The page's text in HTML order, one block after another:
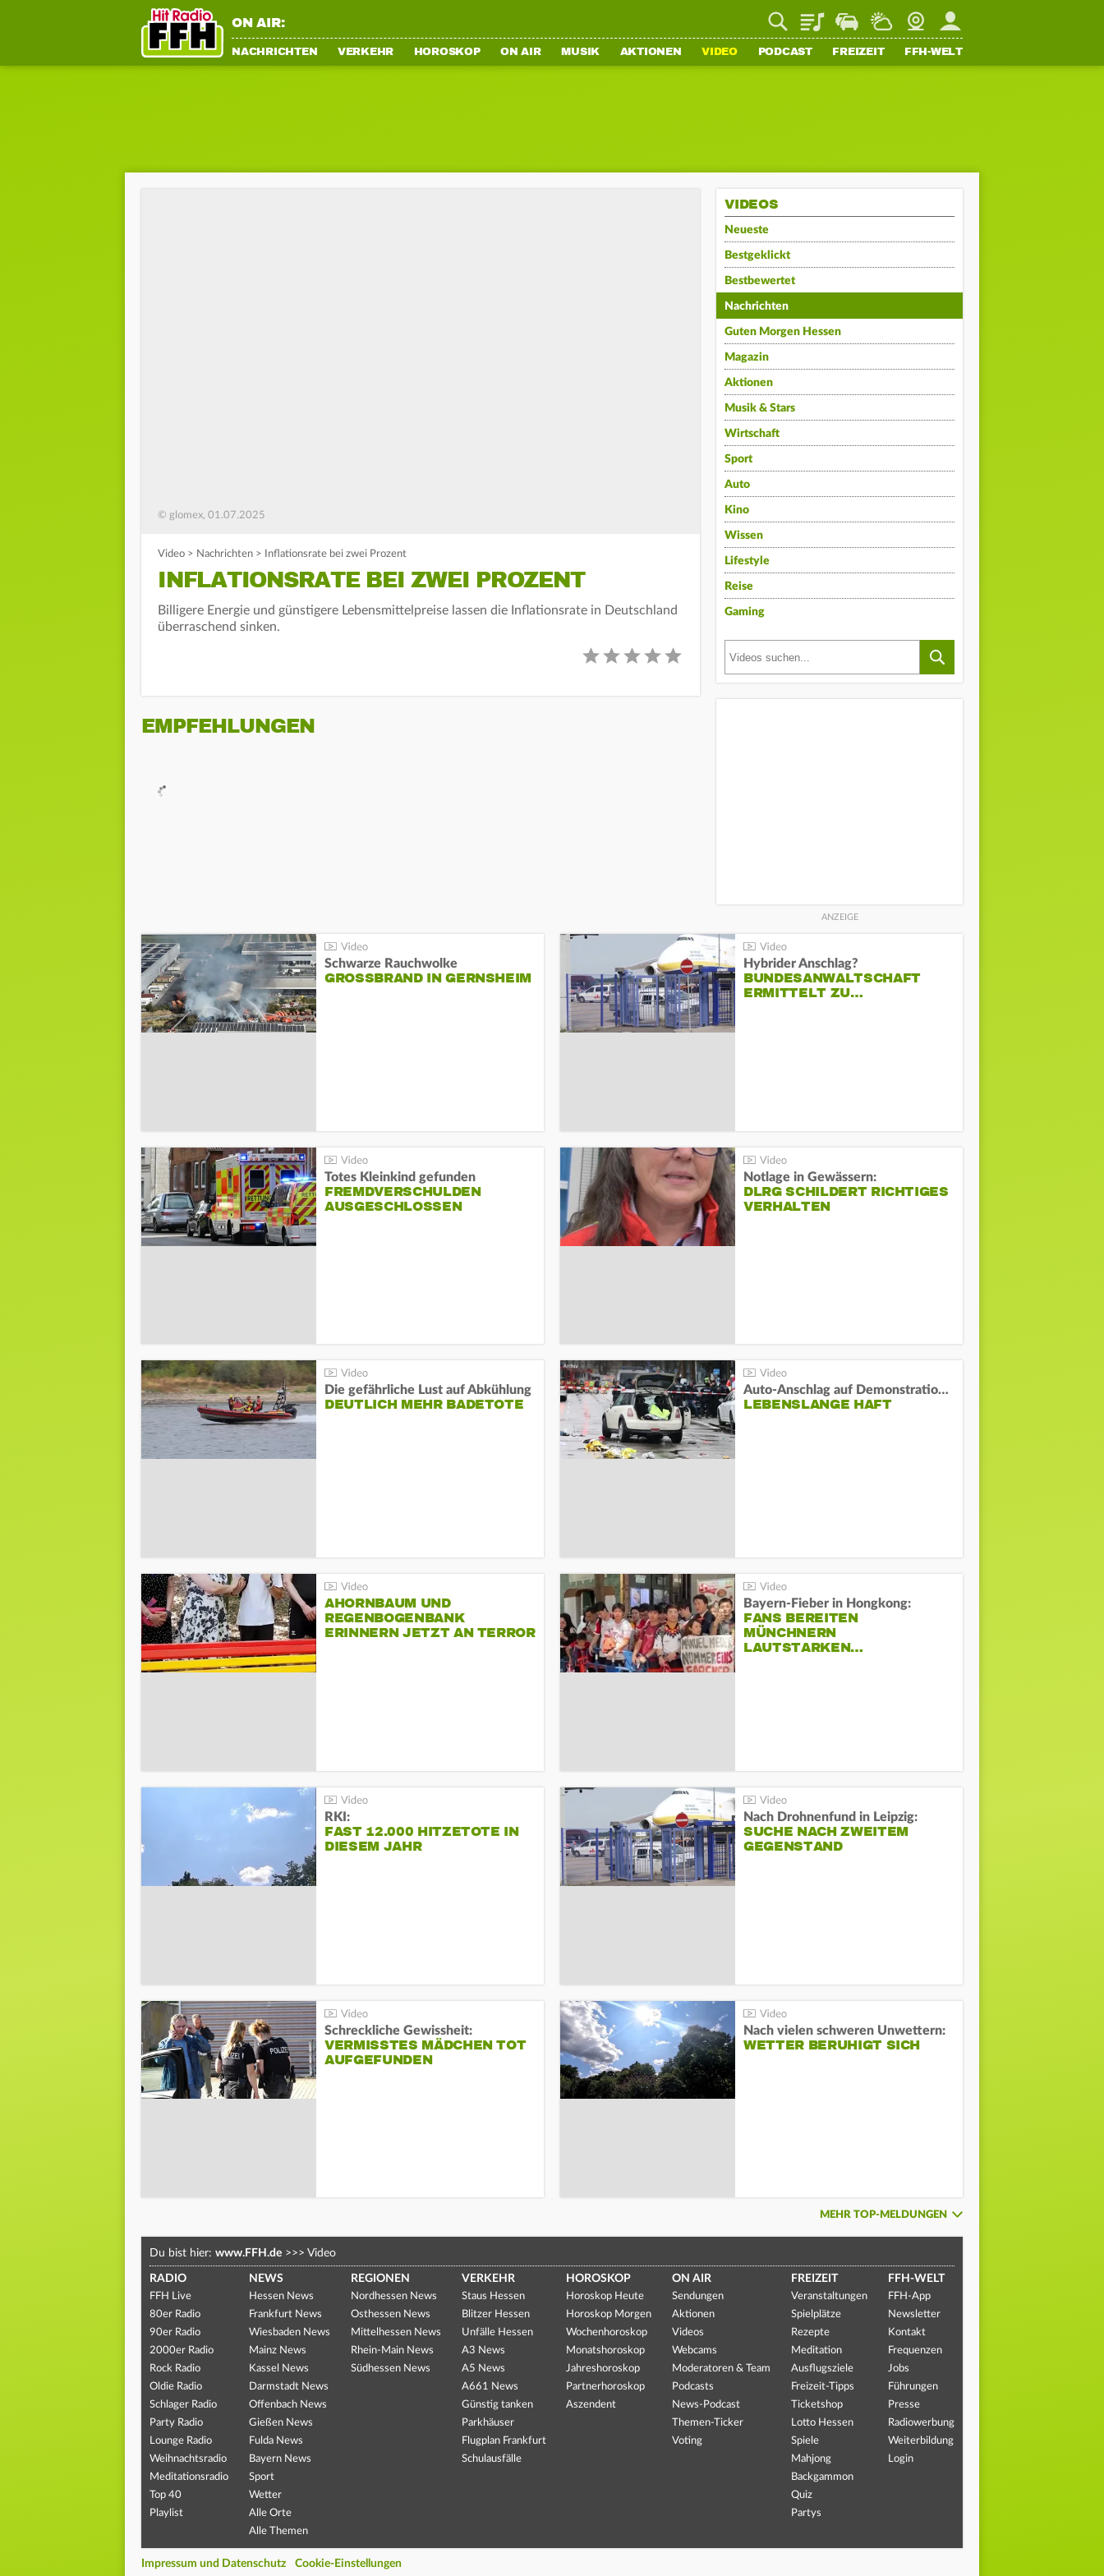
ON AIR: PlaylistStaupilotWetterWebcamMein FFH
NACHRICHTEN VERKEHR HOROSKOP ON AIR MUSIK AKTIONEN VIDEO PODCAST FREIZEIT FFH-WELT
© glomex, 01.07.2025
Video > Nachrichten > Inflationsrate bei zwei Prozent
INFLATIONSRATE BEI ZWEI PROZENT
Billigere Energie und günstigere Lebensmittelpreise lassen die Inflationsrate in Deutschland
überraschend sinken.
EMPFEHLUNGEN
VIDEOS
Neueste
Bestgeklickt
Bestbewertet
Nachrichten
Guten Morgen Hessen
Magazin
Aktionen
Musik & Stars
Wirtschaft
Sport
Auto
Kino
Wissen
Lifestyle
Reise
Gaming
Schwarze Rauchwolke
GROSSBRAND IN GERNSHEIM
Hybrider Anschlag?
BUNDESANWALTSCHAFT
ERMITTELT ZU…
Totes Kleinkind gefunden
FREMDVERSCHULDEN
AUSGESCHLOSSEN
Notlage in Gewässern:
DLRG SCHILDERT RICHTIGES
VERHALTEN
Die gefährliche Lust auf Abkühlung
DEUTLICH MEHR BADETOTE
Auto-Anschlag auf Demonstration in München:
LEBENSLANGE HAFT
AHORNBAUM UND
REGENBOGENBANK
ERINNERN JETZT AN TERROR
Bayern-Fieber in Hongkong:
FANS BEREITEN
MÜNCHNERN
LAUTSTARKEN…
RKI:
FAST 12.000 HITZETOTE IN
DIESEM JAHR
Nach Drohnenfund in Leipzig:
SUCHE NACH ZWEITEM
GEGENSTAND
Schreckliche Gewissheit:
VERMISSTES MÄDCHEN TOT
AUFGEFUNDEN
Nach vielen schweren Unwettern:
WETTER BERUHIGT SICH
MEHR TOP-MELDUNGEN
Du bist hier: www.FFH.de >>> Video
RADIO
FFH Live
80er Radio
90er Radio
2000er Radio
Rock Radio
Oldie Radio
Schlager Radio
Party Radio
Lounge Radio
Weihnachtsradio
Meditationsradio
Top 40
Playlist
NEWS
Hessen News
Frankfurt News
Wiesbaden News
Mainz News
Kassel News
Darmstadt News
Offenbach News
Gießen News
Fulda News
Bayern News
Sport
Wetter
Alle Orte
Alle Themen
REGIONEN
Nordhessen News
Osthessen News
Mittelhessen News
Rhein-Main News
Südhessen News
VERKEHR
Staus Hessen
Blitzer Hessen
Unfälle Hessen
A3 News
A5 News
A661 News
Günstig tanken
Parkhäuser
Flugplan Frankfurt
Schulausfälle
HOROSKOP
Horoskop Heute
Horoskop Morgen
Wochenhoroskop
Monatshoroskop
Jahreshoroskop
Partnerhoroskop
Aszendent
ON AIR
Sendungen
Aktionen
Videos
Webcams
Moderatoren & Team
Podcasts
News-Podcast
Themen-Ticker
Voting
FREIZEIT
Veranstaltungen
Spielplätze
Rezepte
Meditation
Ausflugsziele
Freizeit-Tipps
Ticketshop
Lotto Hessen
Spiele
Mahjong
Backgammon
Quiz
Partys
FFH-WELT
FFH-App
Newsletter
Kontakt
Frequenzen
Jobs
Führungen
Presse
Radiowerbung
Weiterbildung
Login
Impressum und Datenschutz Cookie-Einstellungen